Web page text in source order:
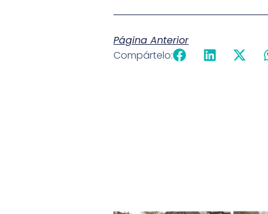
Página Anterior
Compártelo: